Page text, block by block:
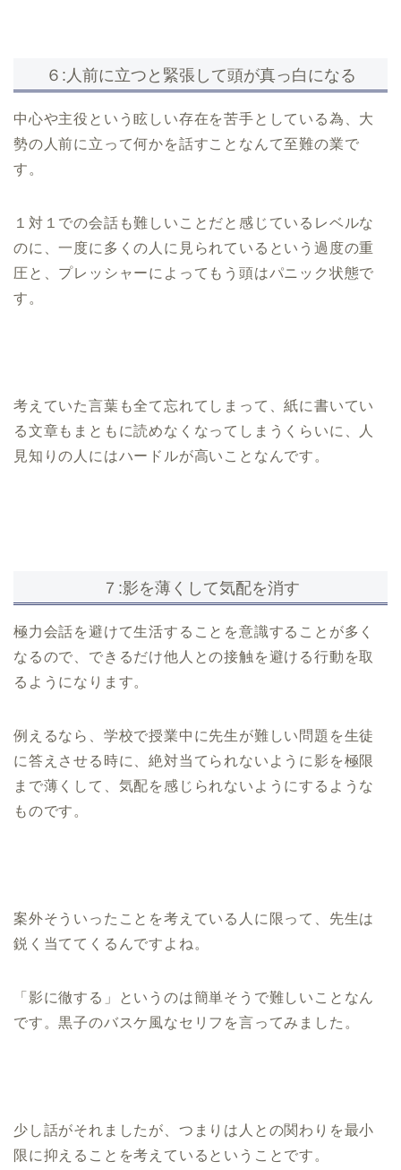
６:人前に立つと緊張して頭が真っ白になる
中心や主役という眩しい存在を苦手としている為、大
勢の人前に立って何かを話すことなんて至難の業で
す。
１対１での会話も難しいことだと感じているレベルな
のに、一度に多くの人に見られているという過度の重
圧と、プレッシャーによってもう頭はパニック状態で
す。
考えていた言葉も全て忘れてしまって、紙に書いてい
る文章もまともに読めなくなってしまうくらいに、人
見知りの人にはハードルが高いことなんです。
７:影を薄くして気配を消す
極力会話を避けて生活することを意識することが多く
なるので、できるだけ他人との接触を避ける行動を取
るようになります。
例えるなら、学校で授業中に先生が難しい問題を生徒
に答えさせる時に、絶対当てられないように影を極限
まで薄くして、気配を感じられないようにするような
ものです。
案外そういったことを考えている人に限って、先生は
鋭く当ててくるんですよね。
「影に徹する」というのは簡単そうで難しいことなん
です。黒子のバスケ風なセリフを言ってみました。
少し話がそれましたが、つまりは人との関わりを最小
限に抑えることを考えているということです。